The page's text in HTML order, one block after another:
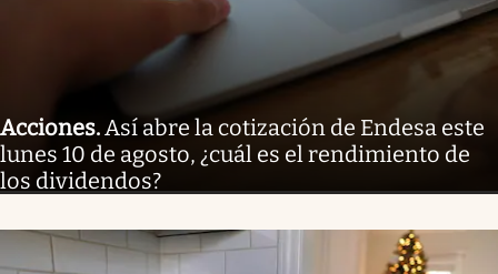
Acciones.Así abre la cotización de Endesa este
lunes 10 de agosto, ¿cuál es el rendimiento de
los dividendos?